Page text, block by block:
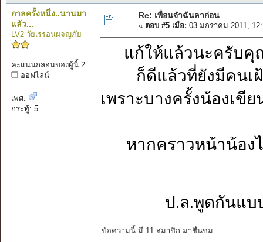
กาลครั้งหนึ่ง..นานมา
แล้ว...
LV2 วัยเร่ร่อนผจญภัย
คะแนนกลอนของผู้นี้ 2
ออฟไลน์
เพศ:
กระทู้: 5
Re: เพื่อนจ๋าฉันลาก่อน
« ตอบ #5 เมื่อ: 03 มกราคม 2011,
แก้ให้แล้วนะครับคุ
ก็ดีแล้วที่ยังมีคนเ
เพราะบางครั้งน้องเ
หากคราวหน้าน้อง
ป.ล.พูดกันแบ
ข้อความนี้ มี 11 สมาชิก มาชื่นชม